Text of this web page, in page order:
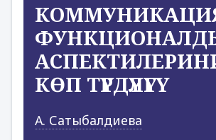
КӨП ТҮРДҮҮЛҮГҮ
А. Сатыбалдиева